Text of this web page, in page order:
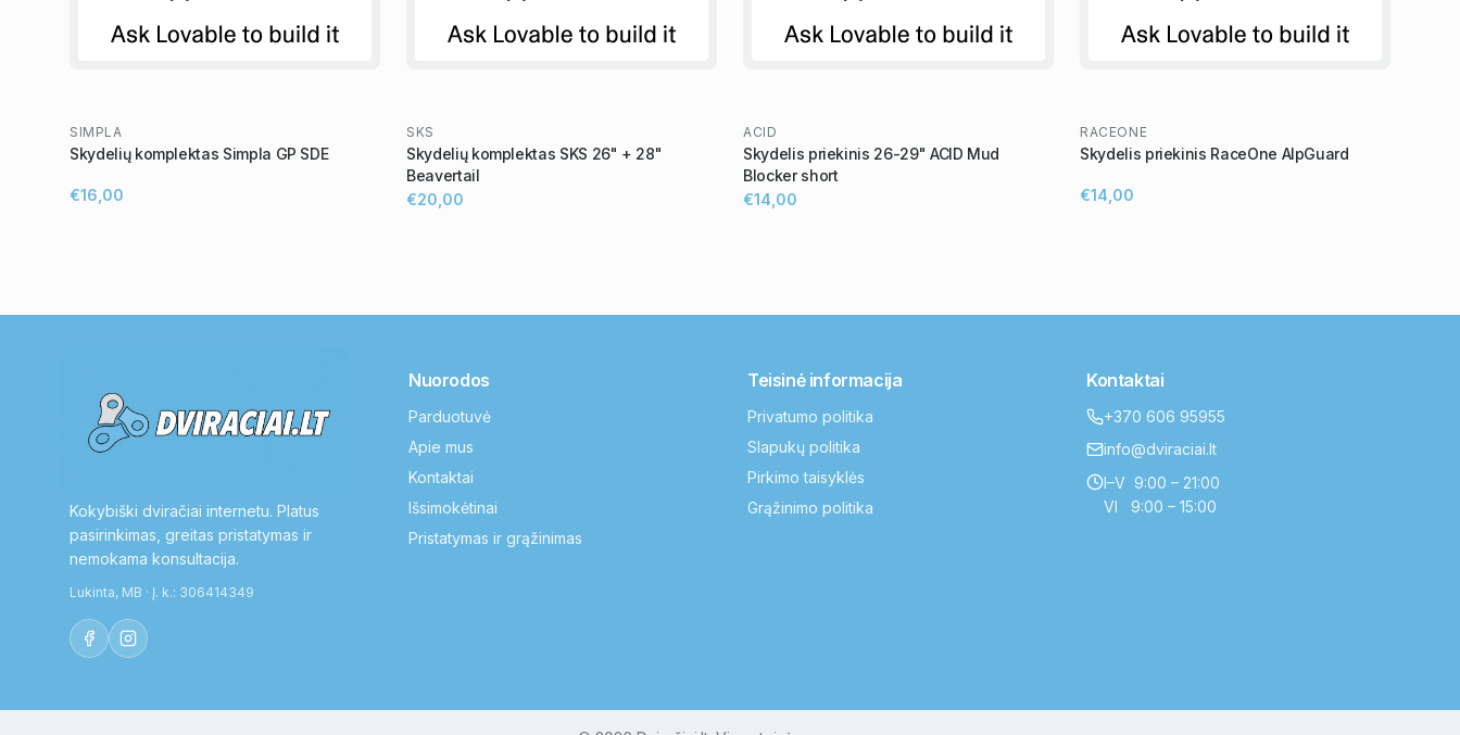
SIMPLA
Skydelių komplektas Simpla GP SDE
€16,00
SKS
Skydelių komplektas SKS 26" + 28"
Beavertail
€20,00
ACID
Skydelis priekinis 26-29" ACID Mud
Blocker short
€14,00
RACEONE
Skydelis priekinis RaceOne AlpGuard
€14,00
Kokybiški dviračiai internetu. Platus
pasirinkimas, greitas pristatymas ir
nemokama konsultacija.
Lukinta, MB · Į. k.: 306414349
Nuorodos
Parduotuvė
Apie mus
Kontaktai
Išsimokėtinai
Pristatymas ir grąžinimas
Teisinė informacija
Privatumo politika
Slapukų politika
Pirkimo taisyklės
Grąžinimo politika
Kontaktai
+370 606 95955
info@dviraciai.lt
I–V 9:00 – 21:00
VI 9:00 – 15:00